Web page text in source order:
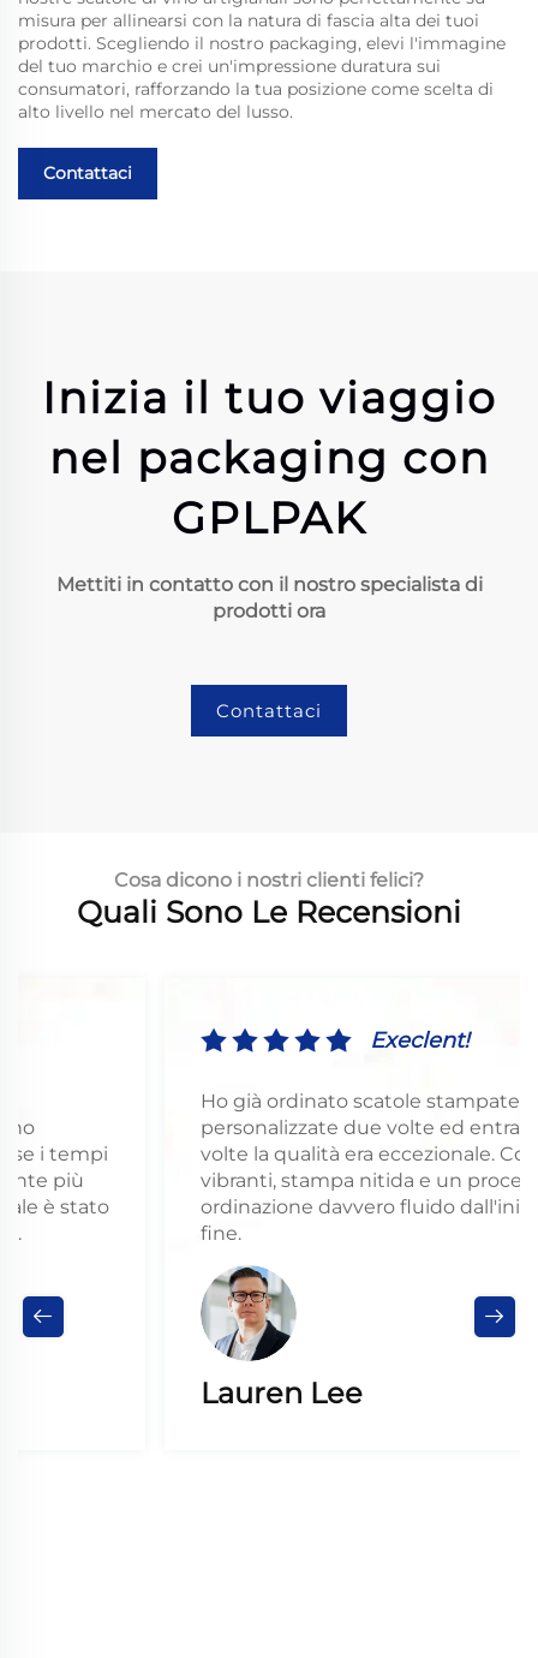
misura per allinearsi con la natura di fascia alta dei tuoi
prodotti. Scegliendo il nostro packaging, elevi l'immagine
del tuo marchio e crei un'impressione duratura sui
consumatori, rafforzando la tua posizione come scelta di
alto livello nel mercato del lusso.
Contattaci
Inizia il tuo viaggio
nel packaging con
GPLPAK
Mettiti in contatto con il nostro specialista di
prodotti ora
Contattaci
Cosa dicono i nostri clienti felici?
Quali Sono Le Recensioni
Execlent!
Ho già ordinato scatole stampate
personalizzate due volte ed entrambe le
volte la qualità era eccezionale. Colori
vibranti, stampa nitida e un processo di
ordinazione davvero fluido dall'inizio alla
Lauren Lee